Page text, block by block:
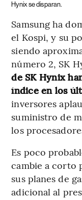
Hynix se disparan.
Samsung ha
el Kospi, y su
siendo
número 2, SK
de SK Hynix
índice en los
inversores
suministro de
los
Es poco
cambie a corto
sus planes de
adicional al